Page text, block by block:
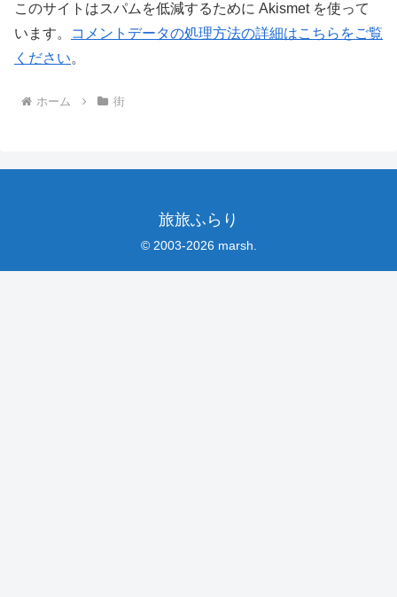
このサイトはスパムを低減するために Akismet を使って
います。
コメントデータの処理方法の詳細はこちらをご覧
ください。
ホーム 街
旅旅ふらり
© 2003-2026 marsh.